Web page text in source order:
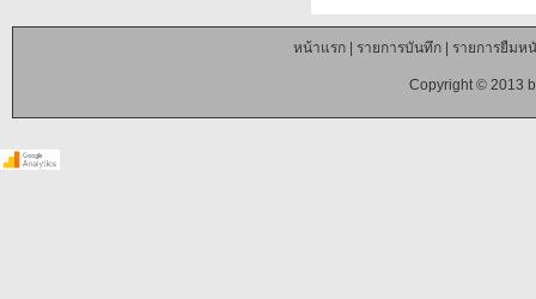
หน้าแรก| รายการบันทึก| รายการยืมห
Copyright © 2013